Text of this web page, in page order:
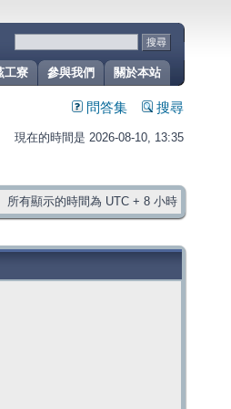
關於本站
參與我們
工寮
問答集 搜尋
現在的時間是 2026-08-10, 13:35
所有顯示的時間為 UTC + 8 小時